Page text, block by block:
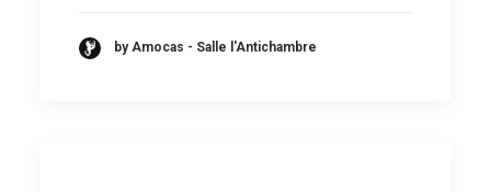
by Amocas - Salle l'Antichambre